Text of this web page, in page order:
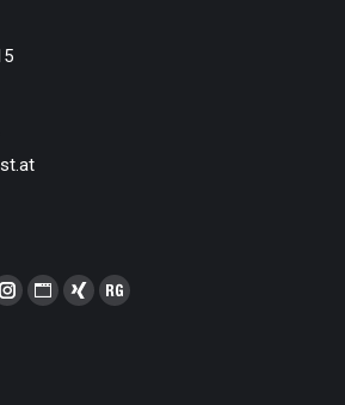
Instagram
Website
XINGResearchGate